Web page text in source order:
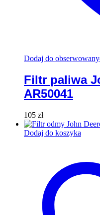
Dodaj do
Filtr paliwa
AR50041
105 zł
Dodaj do koszyka